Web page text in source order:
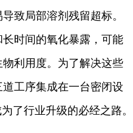
致局部溶剂残留超标。
时间的氧化暴露，可能
利用度。为了解决这些
工序集成在一台密闭设
了行业升级的必经之路。